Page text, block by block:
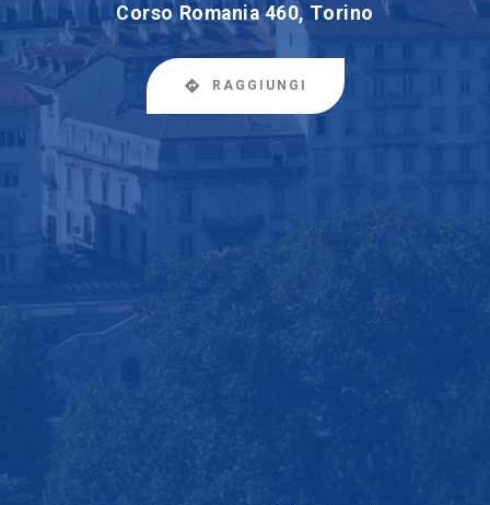
Corso Romania 460, Torino
RAGGIUNGI